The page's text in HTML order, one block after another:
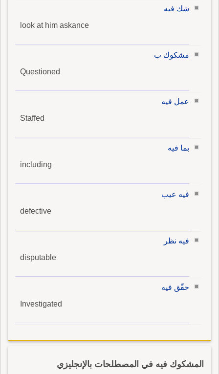
شك فيه
look at him askance
مشكوك ب
Questioned
عمل فيه
Staffed
بما فيه
including
فيه عيب
defective
فيه نظر
disputable
حقّق فيه
Investigated
المشكوك فيه في المصطلحات بالإنجليزي